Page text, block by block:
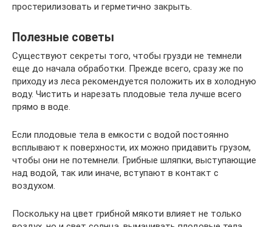
простерилизовать и герметично закрыть.
Полезные советы
Существуют секреты того, чтобы грузди не темнели
еще до начала обработки. Прежде всего, сразу же по
приходу из леса рекомендуется положить их в холодную
воду. Чистить и нарезать плодовые тела лучше всего
прямо в воде.
Если плодовые тела в емкости с водой постоянно
всплывают к поверхности, их можно придавить грузом,
чтобы они не потемнели. Грибные шляпки, выступающие
над водой, так или иначе, вступают в контакт с
воздухом.
Поскольку на цвет грибной мякоти влияет не только